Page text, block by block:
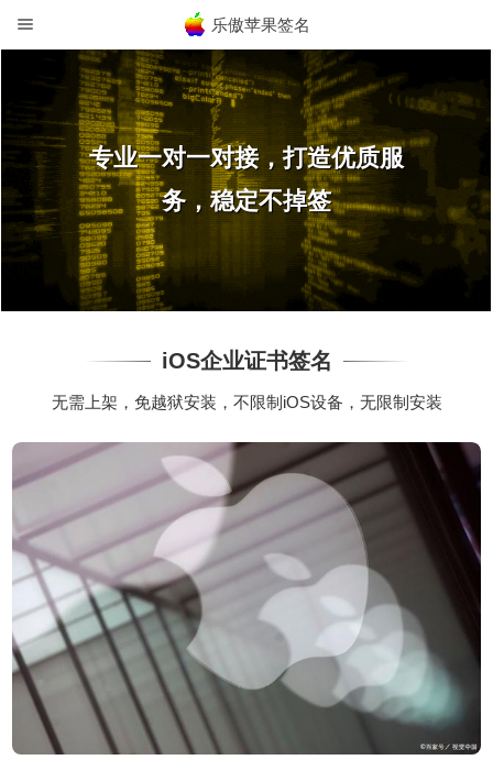
乐傲苹果签名
专业一对一对接，打造优质服
务，稳定不掉签
iOS企业证书签名
无需上架，免越狱安装，不限制iOS设备，无限制安装